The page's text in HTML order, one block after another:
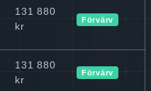
131 880
kr
Förvärv
131 880
kr
Förvärv